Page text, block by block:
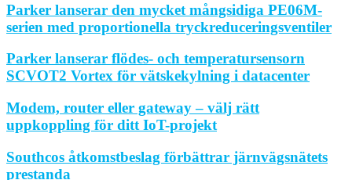
Parker lanserar den mycket mångsidiga PE06M-
serien med proportionella tryckreduceringsventiler
Parker lanserar flödes- och temperatursensorn
SCVOT2 Vortex för vätskekylning i datacenter
Modem, router eller gateway – välj rätt
uppkoppling för ditt IoT-projekt
Southcos åtkomstbeslag förbättrar järnvägsnätets
prestanda